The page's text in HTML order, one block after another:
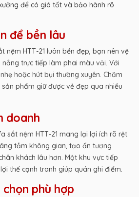
để có giá tốt và bảo hành rõ
để bền lâu
nệm HTT-21 luôn bền đẹp, bạn nên vệ
nắng trực tiếp làm phai màu vải. Với
hoặc hút bụi thường xuyên. Chăm
phẩm giữ được vẻ đẹp qua nhiều
doanh
sắt nệm HTT-21 mang lại lợi ích rõ rệt
tầm không gian, tạo ấn tượng
khách lâu hơn. Một khu vực tiếp
thế cạnh tranh giúp quán ghi điểm.
phù hợp